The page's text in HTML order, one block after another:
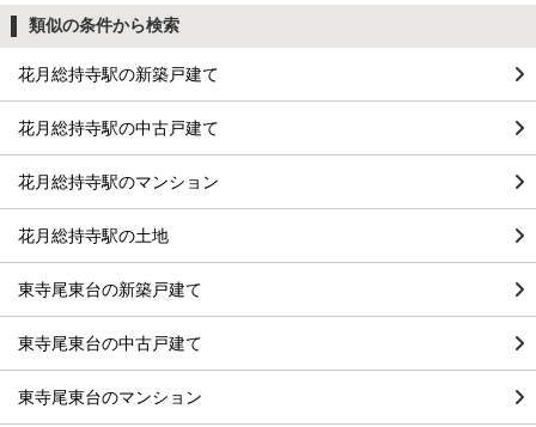
類似の条件から検索
花月総持寺駅の新築戸建て
花月総持寺駅の中古戸建て
花月総持寺駅のマンション
花月総持寺駅の土地
東寺尾東台の新築戸建て
東寺尾東台の中古戸建て
東寺尾東台のマンション